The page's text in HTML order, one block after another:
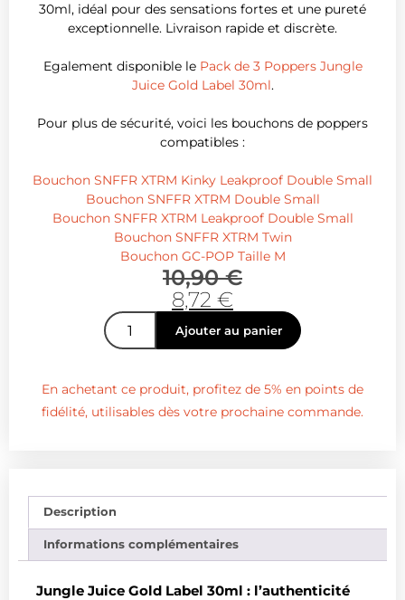
30ml, idéal pour des sensations fortes et une pureté
exceptionnelle. Livraison rapide et discrète.
Egalement disponible le Pack de 3 Poppers Jungle
Juice Gold Label 30ml.
Pour plus de sécurité, voici les bouchons de poppers
compatibles :
Bouchon SNFFR XTRM Kinky Leakproof Double Small
Bouchon SNFFR XTRM Double Small
Bouchon SNFFR XTRM Leakproof Double Small
Bouchon SNFFR XTRM Twin
Bouchon GC-POP Taille M
10,90€
8,72 €
Ajouter au panier
En achetant ce produit, profitez de 5% en points de
fidélité, utilisables dès votre prochaine commande.
Description
Informations complémentaires
Jungle Juice Gold Label 30ml : l’authenticité